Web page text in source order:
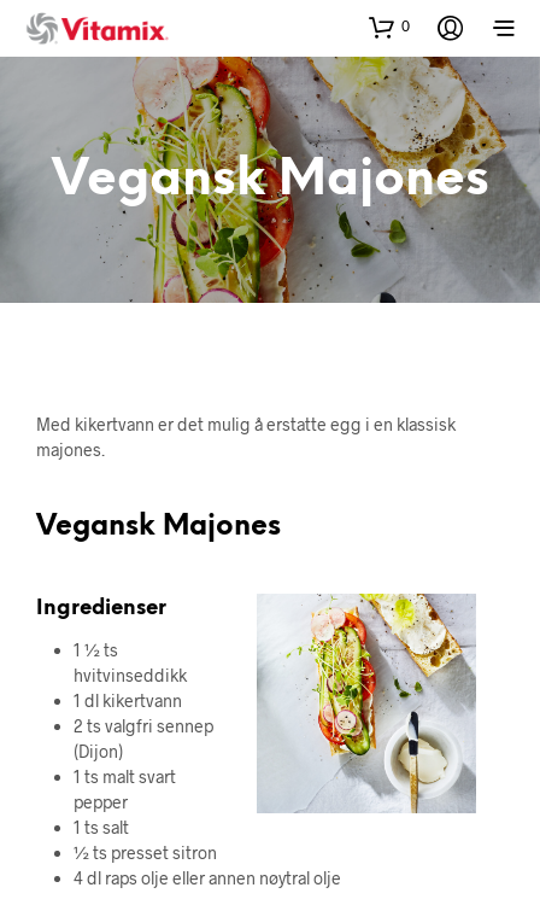
0
Vegansk Majones
Med kikertvann er det mulig å erstatte egg i en klassisk
majones.
Vegansk Majones
Ingredienser
1 ½ ts
hvitvinseddikk
1 dl kikertvann
2 ts valgfri sennep
(Dijon)
1 ts malt svart
pepper
1 ts salt
½ ts presset sitron
4 dl raps olje eller annen nøytral olje